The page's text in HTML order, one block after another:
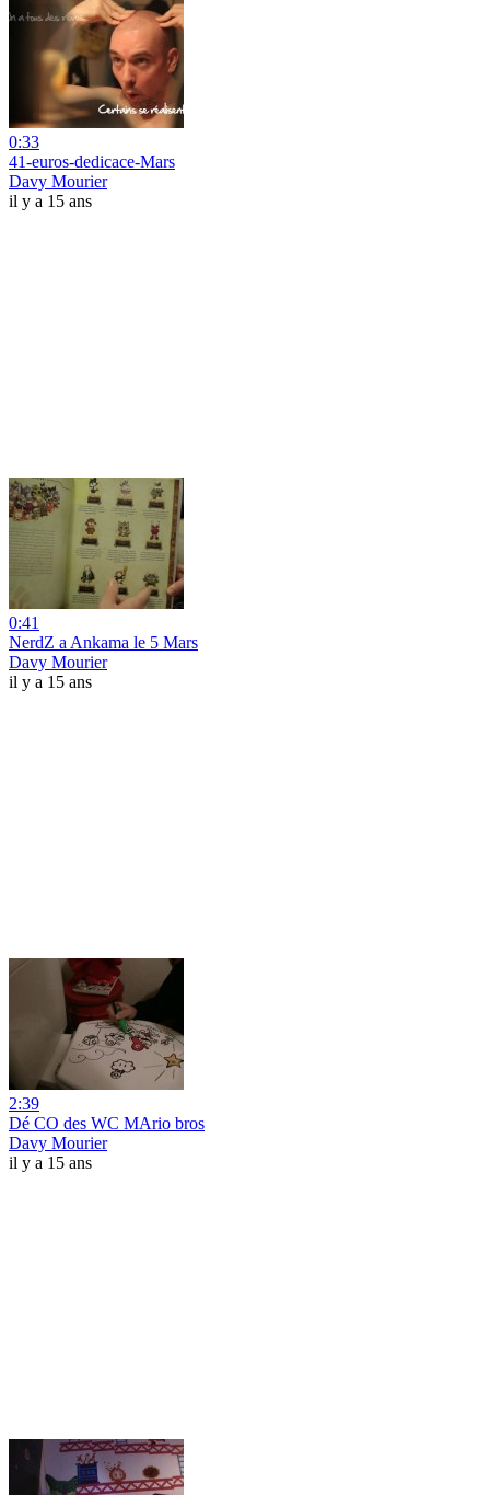
0:33
41-euros-dedicace-Mars
Davy Mourier
il y a 15 ans
0:41
NerdZ a Ankama le 5 Mars
Davy Mourier
il y a 15 ans
2:39
Dé CO des WC MArio bros
Davy Mourier
il y a 15 ans